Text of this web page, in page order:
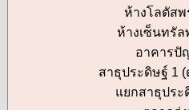
ห้างโลตัสพ
ห้างเซ็นทรัล
อาคารปั
สาธุประดิษฐ์ 1
แยกสาธุประ